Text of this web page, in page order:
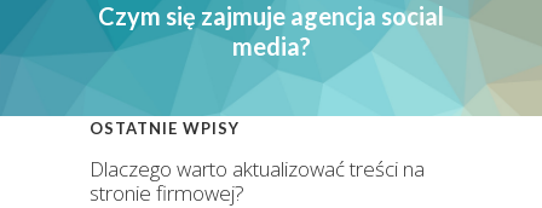
Czym się zajmuje agencja social
media?
OSTATNIE WPISY
Dlaczego warto aktualizować treści na
stronie firmowej?